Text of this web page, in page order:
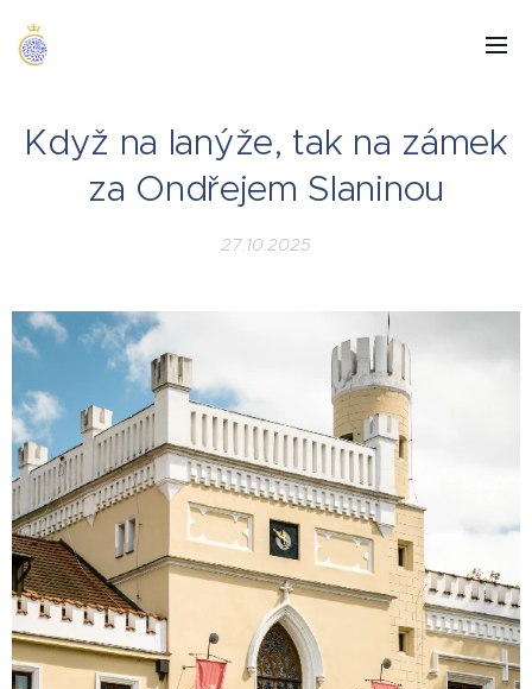
Když na lanýže, tak na zámek
za Ondřejem Slaninou
27.10.2025